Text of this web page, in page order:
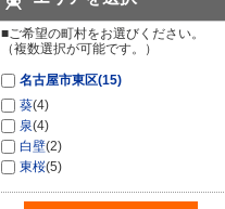
■ご希望の町村をお選びください。
（複数選択が可能です。）
名古屋市東区(15)
葵(4)
泉(4)
白壁(2)
東桜(5)